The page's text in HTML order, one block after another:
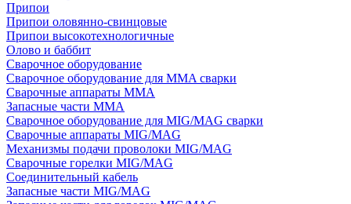
Припои
Припои оловянно-свинцовые
Припои высокотехнологичные
Олово и баббит
Сварочное оборудование
Сварочное оборудование для MMA сварки
Сварочные аппараты MMA
Запасные части MMA
Сварочное оборудование для MIG/MAG сварки
Сварочные аппараты MIG/MAG
Механизмы подачи проволоки MIG/MAG
Сварочные горелки MIG/MAG
Соединительный кабель
Запасные части MIG/MAG